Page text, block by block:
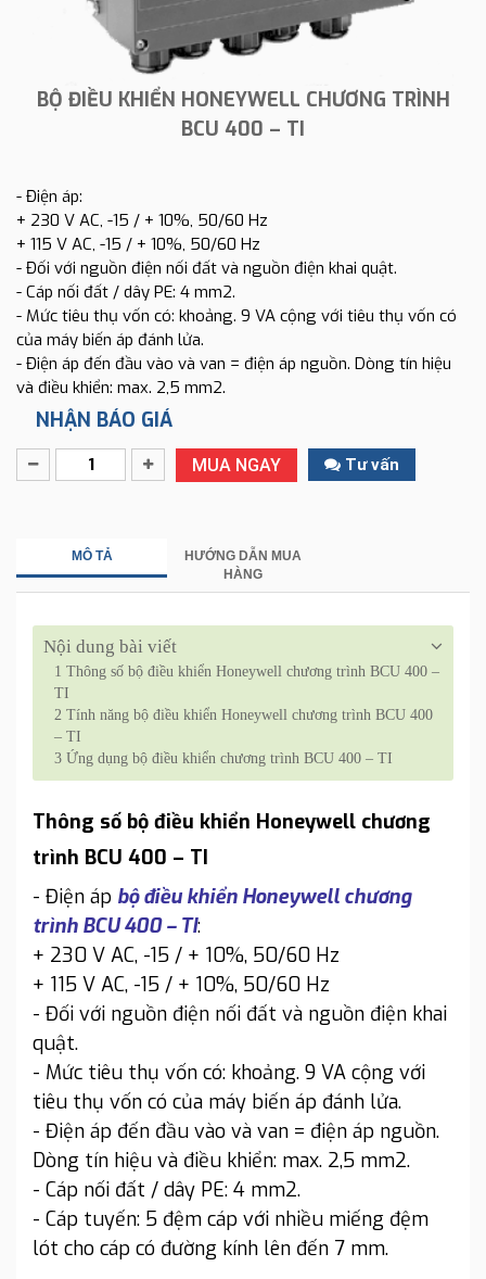
BỘ ĐIỀU KHIỂN HONEYWELL CHƯƠNG TRÌNH
BCU 400 – TI
- Điện áp:
+ 230 V AC, -15 / + 10%, 50/60 Hz
+ 115 V AC, -15 / + 10%, 50/60 Hz
- Đối với nguồn điện nối đất và nguồn điện khai quật.
- Cáp nối đất / dây PE: 4 mm2.
- Mức tiêu thụ vốn có: khoảng. 9 VA cộng với tiêu thụ vốn có
của máy biến áp đánh lửa.
- Điện áp đến đầu vào và van = điện áp nguồn. Dòng tín hiệu
và điều khiển: max. 2,5 mm2.
NHẬN BÁO GIÁ
MUA NGAY Tư vấn
MÔ TẢ
HƯỚNG DẪN MUA
HÀNG
Nội dung bài viết
1 Thông số bộ điều khiển Honeywell chương trình BCU 400 –
TI
2 Tính năng bộ điều khiển Honeywell chương trình BCU 400
– TI
3 Ứng dụng bộ điều khiển chương trình BCU 400 – TI
Thông số bộ điều khiển Honeywell chương
trình BCU 400 – TI
- Điện áp bộ điều khiển Honeywell chương
trình BCU 400 – TI:
+ 230 V AC, -15 / + 10%, 50/60 Hz
+ 115 V AC, -15 / + 10%, 50/60 Hz
- Đối với nguồn điện nối đất và nguồn điện khai
quật.
- Mức tiêu thụ vốn có: khoảng. 9 VA cộng với
tiêu thụ vốn có của máy biến áp đánh lửa.
- Điện áp đến đầu vào và van = điện áp nguồn.
Dòng tín hiệu và điều khiển: max. 2,5 mm2.
- Cáp nối đất / dây PE: 4 mm2.
- Cáp tuyến: 5 đệm cáp với nhiều miếng đệm
lót cho cáp có đường kính lên đến 7 mm.